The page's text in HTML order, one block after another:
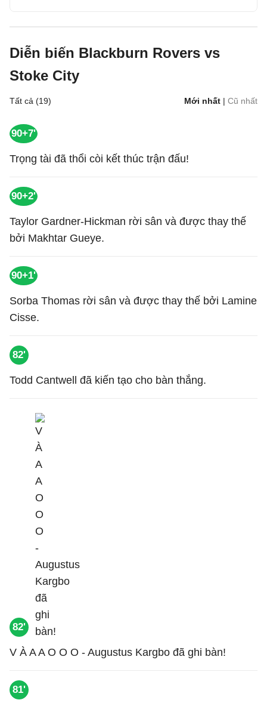
Diễn biến Blackburn Rovers vs
Stoke City
Tất cả (19) Mới nhất | Cũ nhất
90+7'
Trọng tài đã thổi còi kết thúc trận đấu!
90+2'
Taylor Gardner-Hickman rời sân và được thay thế
bởi Makhtar Gueye.
90+1'
Sorba Thomas rời sân và được thay thế bởi Lamine
Cisse.
82'
Todd Cantwell đã kiến tạo cho bàn thắng.
82'
V À A A O O O - Augustus Kargbo đã ghi bàn!
81'